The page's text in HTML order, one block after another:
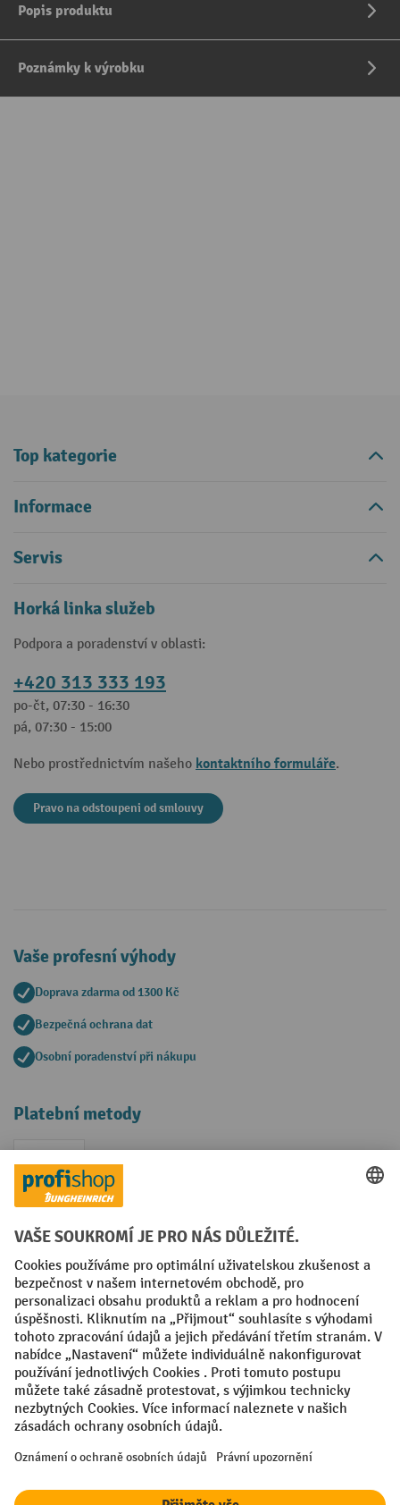
Popis produktu
Poznámky k výrobku
Top kategorie
Informace
Servis
Horká linka služeb
Podpora a poradenství v oblasti:
+420 313 333 193
po-čt, 07:30 - 16:30
pá, 07:30 - 15:00
Nebo prostřednictvím našeho kontaktního formuláře.
Pravo na odstoupeni od smlouvy
Vaše profesní výhody
Doprava zdarma od 1300 Kč
Bezpečná ochrana dat
Osobní poradenství při nákupu
Platební metody
Faktura
Sociální sítě
Facebook
YouTubeLinkedIn
VODP Otisk
Prohlášení o ochraně osobních údajů
Nastavení ochrany osobních údajů
All prices excl. VAT plusshipping costsand possible delivery charges,